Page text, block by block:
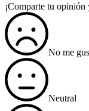
¡Comparte tu opinión
No me
Neutral